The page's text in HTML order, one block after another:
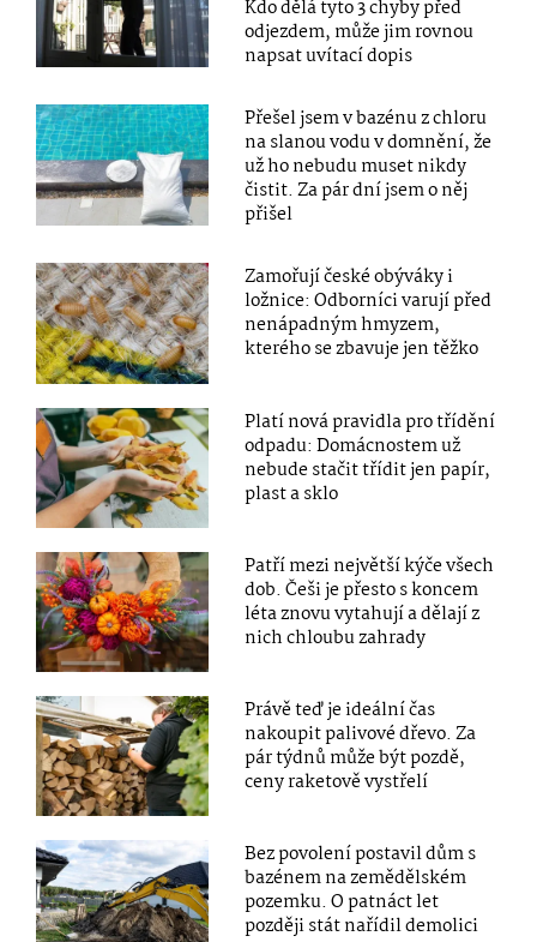
Kdo dělá tyto 3 chyby před
odjezdem, může jim rovnou
napsat uvítací dopis
Přešel jsem v bazénu z chloru
na slanou vodu v domnění, že
už ho nebudu muset nikdy
čistit. Za pár dní jsem o něj
přišel
Zamořují české obýváky i
ložnice: Odborníci varují před
nenápadným hmyzem,
kterého se zbavuje jen těžko
Platí nová pravidla pro třídění
odpadu: Domácnostem už
nebude stačit třídit jen papír,
plast a sklo
Patří mezi největší kýče všech
dob. Češi je přesto s koncem
léta znovu vytahují a dělají z
nich chloubu zahrady
Právě teď je ideální čas
nakoupit palivové dřevo. Za
pár týdnů může být pozdě,
ceny raketově vystřelí
Bez povolení postavil dům s
bazénem na zemědělském
pozemku. O patnáct let
později stát nařídil demolici